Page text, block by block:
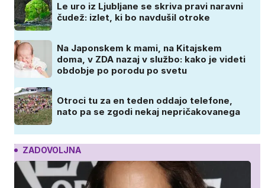
Le uro iz Ljubljane se skriva pravi naravni
čudež: izlet, ki bo navdušil otroke
Na Japonskem k mami, na Kitajskem
doma, v ZDA nazaj v službo: kako je videti
obdobje po porodu po svetu
Otroci tu za en teden oddajo telefone,
nato pa se zgodi nekaj nepričakovanega
ZADOVOLJNA